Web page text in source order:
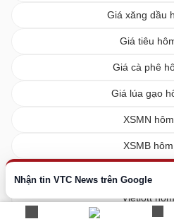
Nhận tin VTC News trên Google
Giá xăng dầu
Giá tiêu
Giá cà phê
Giá lúa gạo
XSMN
XSMB
Vietlott